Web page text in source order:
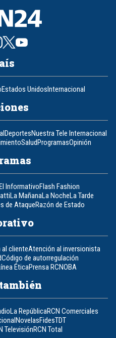
Estados UnidosInternacional
DeportesNuestra Tele Internacional
SaludProgramasOpinión
InformativoFlash Fashion
La MañanaLa NocheLa Tarde
de AtaqueRazón de Estado
clienteAtención al inversionista
Código de autorregulación
ÉticaPrensa RCNOBA
La RepúblicaRCN Comerciales
NovelasFidesTDT
TelevisiónRCN Total